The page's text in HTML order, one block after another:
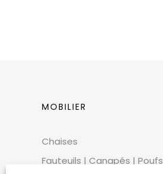
MOBILIER
Chaises
Fauteuils | Canapés | Poufs